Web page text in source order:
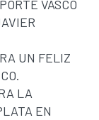
VASCO
UN FELIZ
LA
EN